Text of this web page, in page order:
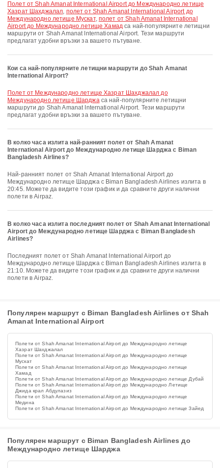
полет от Shah Amanat International Airport до Международно летище
Хазрат Шахджалал, полет от Shah Amanat International Airport до
Международно летище Мускат, полет от Shah Amanat International
Airport до Международно летище Хамад са най-популярните летищни
маршрути от Shah Amanat International Airport. Тези маршрути
предлагат удобни връзки за вашето пътуване.
Кои са най-популярните летищни маршрути до Shah Amanat
International Airport?
полет от Международно летище Хазрат Шахджалал до
Международно летище Шарджаса най-популярните летищни
маршрути до Shah Amanat International Airport. Тези маршрути
предлагат удобни връзки за вашето пътуване.
В колко часа излита най-ранният полет от Shah Amanat
International Airport до Международно летище Шарджа с Biman
Bangladesh Airlines?
Най-ранният полет от Shah Amanat International Airport до
Международно летище Шарджа с Biman Bangladesh Airlines излита в
20:45. Можете да видите този график и да сравните други налични
полети в Airpaz.
В колко часа излита последният полет от Shah Amanat International
Airport до Международно летище Шарджа с Biman Bangladesh
Airlines?
Последният полет от Shah Amanat International Airport до
Международно летище Шарджа с Biman Bangladesh Airlines излита в
21:10. Можете да видите този график и да сравните други налични
полети в Airpaz.
Популярен маршрут с Biman Bangladesh Airlines от Shah
Amanat International Airport
Полети от Shah Amanat International Airport до Международно летище
Хазрат Шахджалал
Полети от Shah Amanat International Airport до Международно летище
Мускат
Полети от Shah Amanat International Airport до Международно летище
Хамад
Полети от Shah Amanat International Airport до Международно летище Дубай
Полети от Shah Amanat International Airport до Международно Летище
Джида крал Абдулазиз
Полети от Shah Amanat International Airport до Международно летище
Медина
Полети от Shah Amanat International Airport до Международно летище Зайед
Популярен маршрут с Biman Bangladesh Airlines до
Международно летище Шарджа